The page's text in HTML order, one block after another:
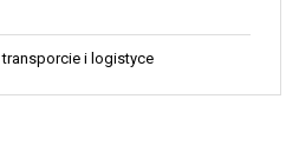
i logistyce